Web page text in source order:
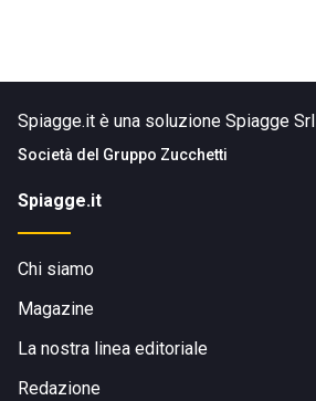
Spiagge.it è una soluzione Spiagge Srl
Società del Gruppo Zucchetti
Spiagge.it
Chi siamo
Magazine
La nostra linea editoriale
Redazione